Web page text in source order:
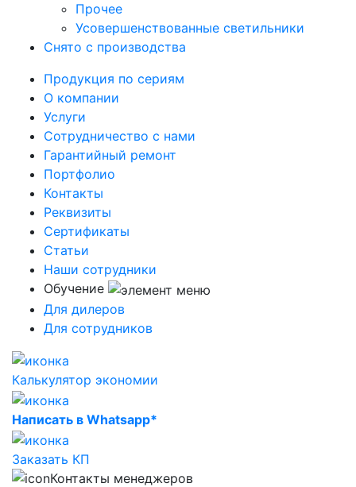
Прочее
Усовершенствованные светильники
Снято с производства
Продукция по сериям
О компании
Услуги
Сотрудничество с нами
Гарантийный ремонт
Портфолио
Контакты
Реквизиты
Сертификаты
Статьи
Наши сотрудники
Обучение
Для дилеров
Для сотрудников
Калькулятор экономии
Написать в Whatsapp*
Заказать КП
Контакты менеджеров